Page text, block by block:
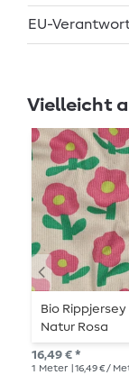
EU-
Vielleicht
Bio
Natur Rosa
16,49 € *
1 Meter | 16,49 € /